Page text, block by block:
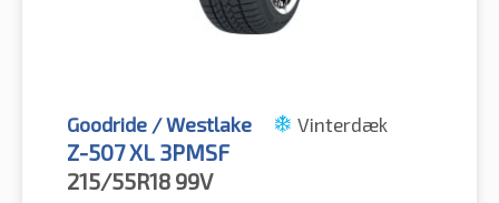
Goodride / Westlake Vinterdæk
Z-507 XL 3PMSF
215/55R18 99V